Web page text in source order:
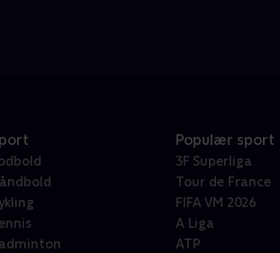
Populær sport
3F Superliga
Tour de France
FIFA VM 2026
A Liga
ATP